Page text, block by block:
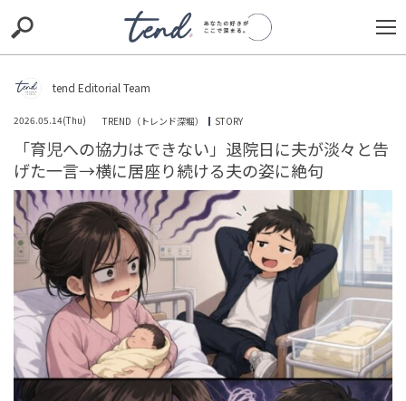
trill nordot RECOMMEND ARENA
「店も家も取られてしまう」借金3000万の義実家に嫁い
だ私。さらに500万要求する義父が放った、最低すぎる大
嘘
tend Editorial Team
2026.05.14(Thu) TREND（トレンド深堀） STORY
「育児への協力はできない」退院日に夫が淡々と告
げた一言→横に居座り続ける夫の姿に絶句